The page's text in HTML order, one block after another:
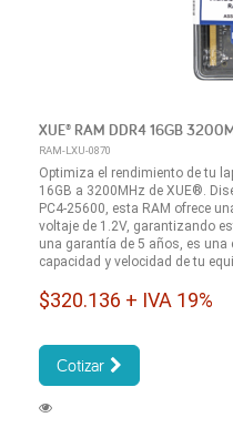
XUE® RAM DDR4 16GB
RAM-LXU-0870
Optimiza el rendimiento de tu
16GB a 3200MHz de XUE®.
PC4-25600, esta RAM ofrece
voltaje de 1.2V, garantizando
una garantía de 5 años, es una
capacidad y velocidad de tu
$320.136 + IVA 19%
Cotizar